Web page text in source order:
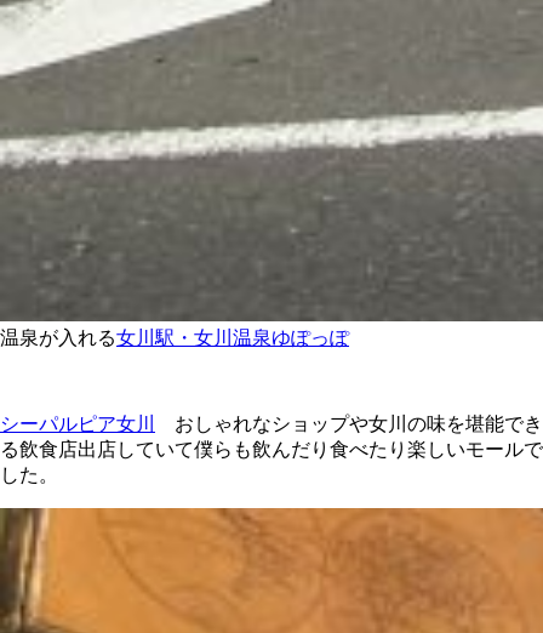
温泉が入れる女川駅・女川温泉ゆぽっぽ
シーパルピア女川
おしゃれなショップや女川の味を堪能でき
る飲食店出店していて僕らも飲んだり食べたり楽しいモールで
した。